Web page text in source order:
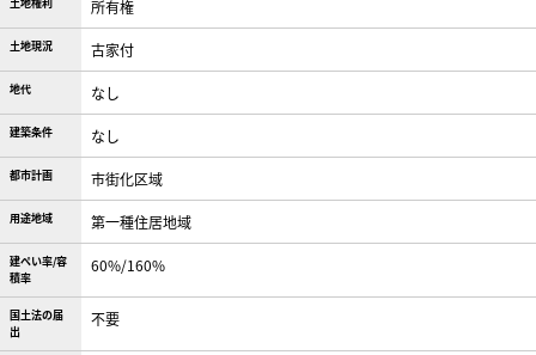
所有権
土地現況 古家付
地代 なし
建築条件 なし
都市計画 市街化区域
用途地域 第一種住居地域
建ぺい率/容
積率
60%/160%
国土法の届
出
不要